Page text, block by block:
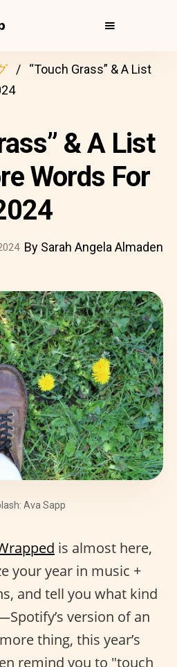
“Touch Grass” & A List
& A List
Words For
By Sarah Angela Almaden
Ava Sapp
is almost here,
your year in music +
and tell you what kind
version of an
thing, this year’s
remind you to "touch